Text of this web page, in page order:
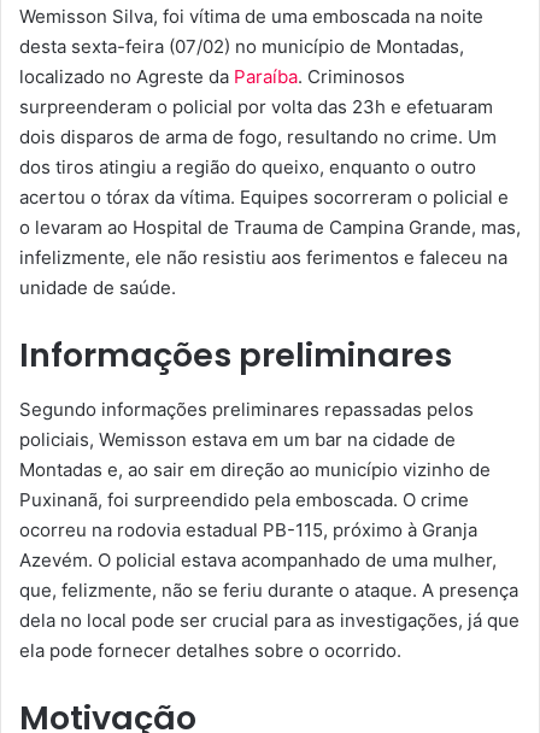
Wemisson Silva, foi vítima de uma emboscada na noite
desta sexta-feira (07/02) no município de Montadas,
localizado no Agreste da Paraíba. Criminosos
surpreenderam o policial por volta das 23h e efetuaram
dois disparos de arma de fogo, resultando no crime. Um
dos tiros atingiu a região do queixo, enquanto o outro
acertou o tórax da vítima. Equipes socorreram o policial e
o levaram ao Hospital de Trauma de Campina Grande, mas,
infelizmente, ele não resistiu aos ferimentos e faleceu na
unidade de saúde.
Informações preliminares
Segundo informações preliminares repassadas pelos
policiais, Wemisson estava em um bar na cidade de
Montadas e, ao sair em direção ao município vizinho de
Puxinanã, foi surpreendido pela emboscada. O crime
ocorreu na rodovia estadual PB-115, próximo à Granja
Azevém. O policial estava acompanhado de uma mulher,
que, felizmente, não se feriu durante o ataque. A presença
dela no local pode ser crucial para as investigações, já que
ela pode fornecer detalhes sobre o ocorrido.
Motivação